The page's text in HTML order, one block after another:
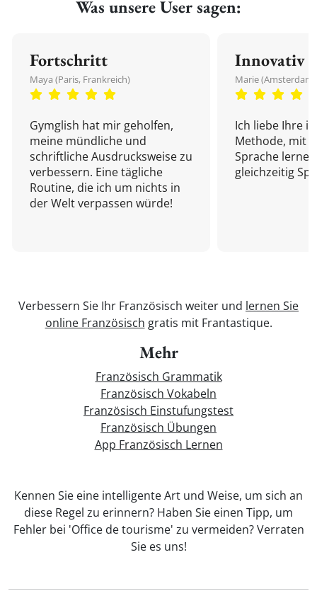
Was unsere User sagen:
Fortschritt
Maya (Paris, Frankreich)
Gymglish hat mir geholfen,
meine mündliche und
schriftliche Ausdrucksweise zu
verbessern. Eine tägliche
Routine, die ich um nichts in
der Welt verpassen würde!
Innovativ
Marie
Ich liebe Ihre
Methode, mit
Sprache
gleichzeitig
Verbessern Sie Ihr Französisch weiter und lernen Sie
online Französisch gratis mit Frantastique.
Mehr
Französisch Grammatik
Französisch Vokabeln
Französisch Einstufungstest
Französisch Übungen
App Französisch Lernen
Kennen Sie eine intelligente Art und Weise, um sich an
diese Regel zu erinnern? Haben Sie einen Tipp, um
Fehler bei 'Office de tourisme' zu vermeiden? Verraten
Sie es uns!